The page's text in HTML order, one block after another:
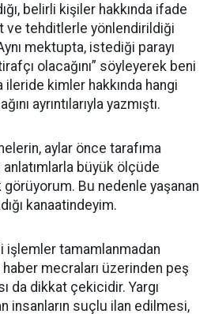
belirli kişiler hakkında ifade
ve tehditlerle yönlendirildiği
mektupta, istediği parayı
olacağını” söyleyerek beni
ileride kimler hakkında hangi
ayrıntılarıyla yazmıştı.
aylar önce tarafıma
büyük ölçüde
Bu nedenle yaşanan
kanaatindeyim.
işlemler tamamlanmadan
mecraları üzerinden peş
da dikkat çekicidir. Yargı
insanların suçlu ilan edilmesi,